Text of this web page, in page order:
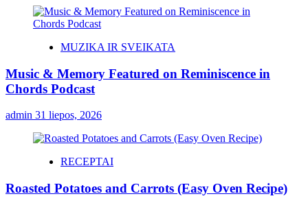
MUZIKA IR SVEIKATA
Music & Memory Featured on Reminiscence in
Chords Podcast
admin 31 liepos, 2026
RECEPTAI
Roasted Potatoes and Carrots (Easy Oven Recipe)